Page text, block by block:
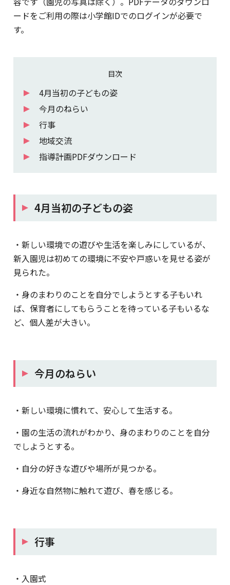
ードをご利用の際は小学館IDでのログインが必要で
す。
目次
4月当初の子どもの姿
今月のねらい
行事
地域交流
指導計画PDFダウンロード
4月当初の子どもの姿
・新しい環境での遊びや生活を楽しみにしているが、
新入園児は初めての環境に不安や戸惑いを見せる姿が
見られた。
・身のまわりのことを自分でしようとする子もいれ
ば、保育者にしてもらうことを待っている子もいるな
ど、個人差が大きい。
今月のねらい
・新しい環境に慣れて、安心して生活する。
・園の生活の流れがわかり、身のまわりのことを自分
でしようとする。
・自分の好きな遊びや場所が見つかる。
・身近な自然物に触れて遊び、春を感じる。
行事
・入園式